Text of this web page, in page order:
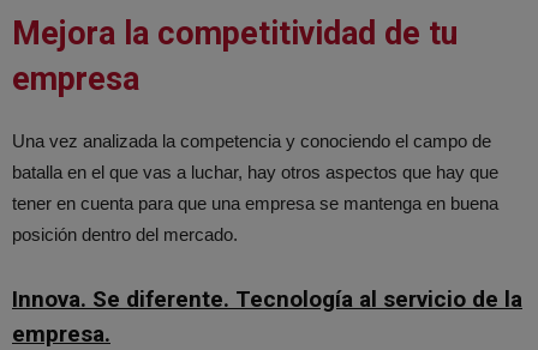
Mejora la competitividad de tu
empresa
Una vez analizada la competencia y conociendo el campo de
batalla en el que vas a luchar, hay otros aspectos que hay que
tener en cuenta para que una empresa se mantenga en buena
posición dentro del mercado.
Innova. Se diferente. Tecnología al servicio de la
empresa.